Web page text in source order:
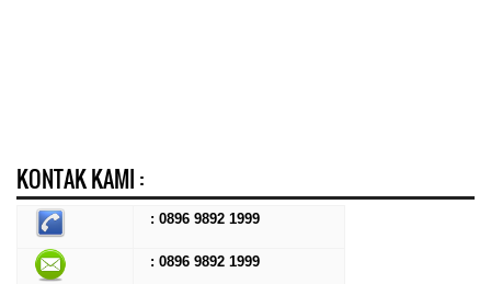
KONTAK KAMI :
: 0896 9892 1999
: 0896 9892 1999